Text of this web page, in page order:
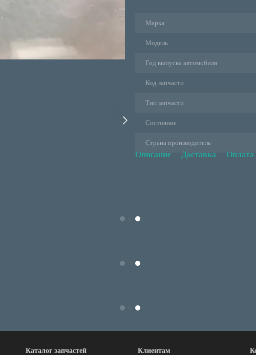
Марка
Модель
Год выпуска автомобиля
Код запчасти
Тип запчасти
Состояние
Страна производитель
Описание Доставка Оплата
Каталог запчастей Клиентам